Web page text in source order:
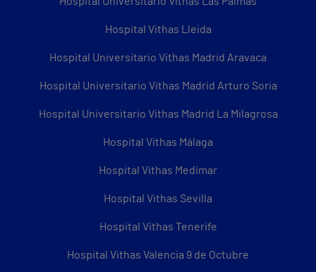
Hospital Vithas Lleida
Hospital Universitario Vithas Madrid Aravaca
Hospital Universitario Vithas Madrid Arturo Soria
Hospital Universitario Vithas Madrid La Milagrosa
Hospital Vithas Málaga
Hospital Vithas Medimar
Hospital Vithas Sevilla
Hospital Vithas Tenerife
Hospital Vithas Valencia 9 de Octubre